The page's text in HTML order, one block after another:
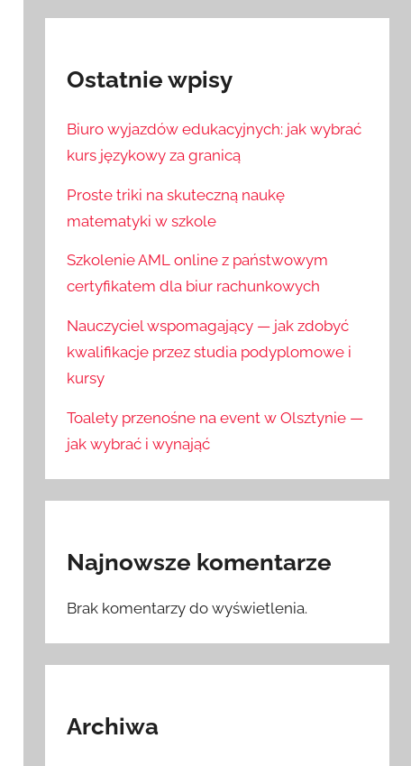
Ostatnie wpisy
Biuro wyjazdów edukacyjnych: jak wybrać
kurs językowy za granicą
Proste triki na skuteczną naukę
matematyki w szkole
Szkolenie AML online z państwowym
certyfikatem dla biur rachunkowych
Nauczyciel wspomagający — jak zdobyć
kwalifikacje przez studia podyplomowe i
kursy
Toalety przenośne na event w Olsztynie —
jak wybrać i wynająć
Najnowsze komentarze
Brak komentarzy do wyświetlenia.
Archiwa